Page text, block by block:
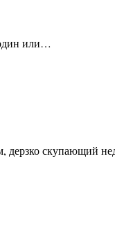
или…
дерзко скупающий